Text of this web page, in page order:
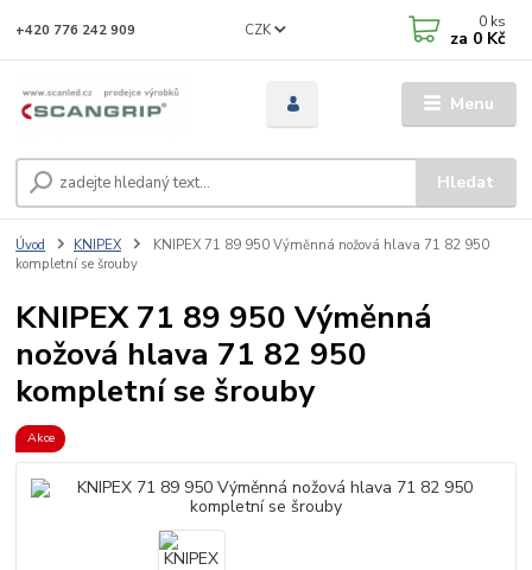
Menu
CZK
Hledat
+420 776 242 909 0 ks
za 0 Kč
Úvod KNIPEX
KNIPEX 71 89 950 Výměnná nožová hlava 71 82 950
kompletní se šrouby
KNIPEX 71 89 950 Výměnná
nožová hlava 71 82 950
kompletní se šrouby
Akce